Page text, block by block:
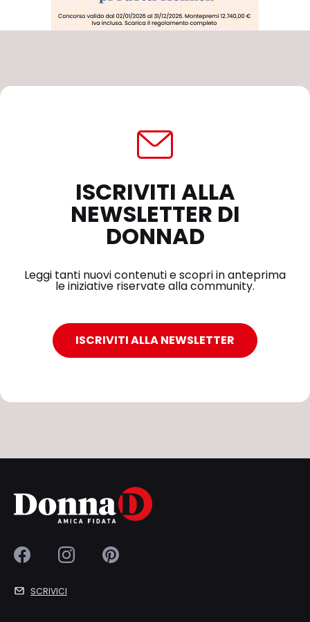
ISCRIVITI ALLA
NEWSLETTER DI
DONNAD
Leggi tanti nuovi contenuti e scopri in anteprima
le iniziative riservate alla community.
ISCRIVITI ALLA NEWSLETTER
SCRIVICI